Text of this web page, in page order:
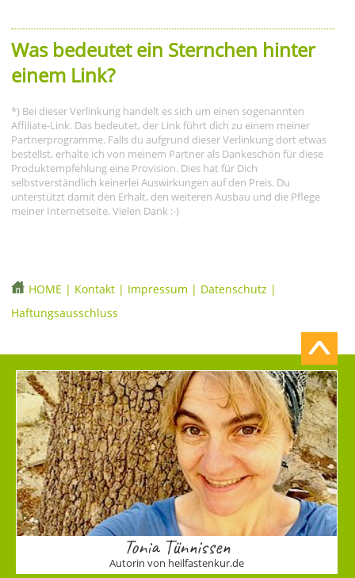
Was bedeutet ein Sternchen hinter
einem Link?
*) Bei dieser Verlinkung handelt es sich um einen sogenannten
Affiliate-Link. Das bedeutet, der Link führt dich zu einem meiner
Partnerprogramme. Falls du aufgrund dieser Verlinkung dort etwas
bestellst, erhalte ich von meinem Partner als Dankeschön für diese
Produktempfehlung eine Provision. Dies hat für Dich
selbstverständlich keinerlei Auswirkungen auf den Preis. Du
unterstützt damit den Erhalt, den weiteren Ausbau und die Pflege
meiner Internetseite. Vielen Dank :-)
HOME | Kontakt | Impressum | Datenschutz |
Haftungsausschluss
Tonia Tünnissen
Autorin von heilfastenkur.de